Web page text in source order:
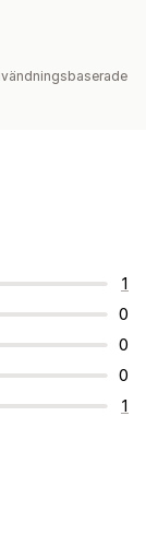
1
0
0
0
1